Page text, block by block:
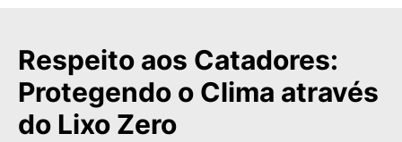
Respeito aos Catadores:
Protegendo o Clima através
do Lixo Zero